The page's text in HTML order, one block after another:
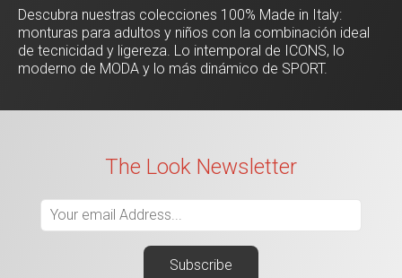
Descubra nuestras colecciones 100% Made in Italy:
monturas para adultos y niños con la combinación ideal
de tecnicidad y ligereza. Lo intemporal de ICONS, lo
moderno de MODA y lo más dinámico de SPORT.
The Look Newsletter